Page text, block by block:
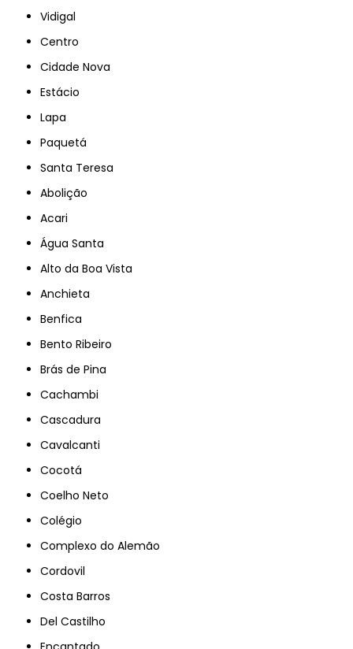
Vidigal
Centro
Cidade Nova
Estácio
Lapa
Paquetá
Santa Teresa
Abolição
Acari
Água Santa
Alto da Boa Vista
Anchieta
Benfica
Bento Ribeiro
Brás de Pina
Cachambi
Cascadura
Cavalcanti
Cocotá
Coelho Neto
Colégio
Complexo do Alemão
Cordovil
Costa Barros
Del Castilho